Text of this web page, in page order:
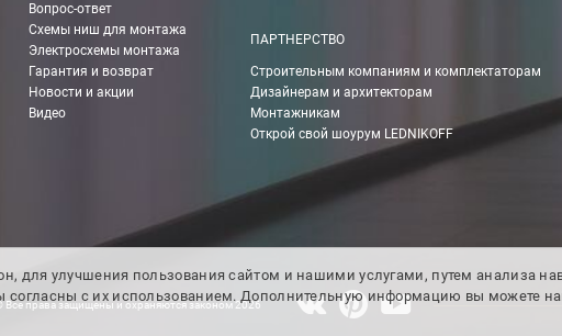
удобном Вам банке.
для уточнения даты доставки. Обратите внимание, что деньги
магазинов
Вопрос-ответ
Схемы ниш для монтажа
Электросхемы монтажа
Гарантия и возврат
Новости и акции
Видео
ПАРТНЕРСТВО
Строительным компаниям и комплектаторам
Дизайнерам и архитекторам
Монтажникам
Открой свой шоурум LEDNIKOFF
Все права защищены и охраняются законом 2026
для улучшения пользования сайтом и нашими услугами, путем анализа
согласны с их использованием. Дополнительную информацию вы можете